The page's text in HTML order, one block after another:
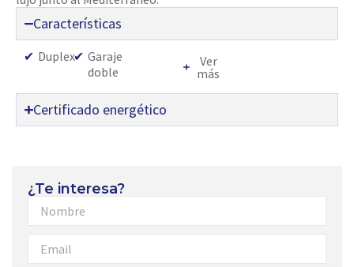
Características
✔ Duplex✔ Garaje
doble
Ver
más
Certificado energético
¿Te interesa?